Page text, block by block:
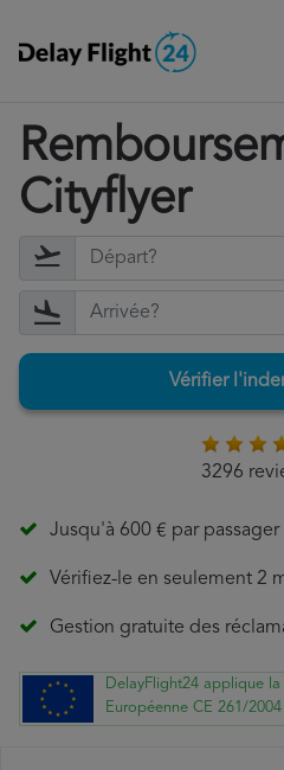
Cityflyer
Vérifier
3296
Jusqu'à 600 € par passager
Vérifiez-le en seulement 2
Gestion gratuite des
DelayFlight24 applique
Européenne CE 261/2004